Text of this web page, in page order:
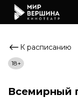
К расписанию
Всемирный
18+